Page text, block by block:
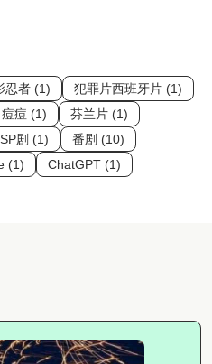
忍者 (1)
犯罪片西班牙片 (1)
痘痘 (1)
芬兰片 (1)
SP剧 (1)
番剧 (10)
(1) ChatGPT (1)